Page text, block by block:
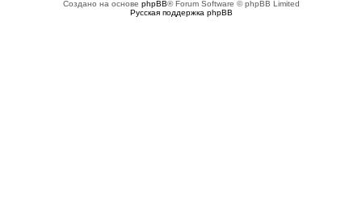
Создано на основе phpBB® Forum Software © phpBB Limited
Русская поддержка phpBB